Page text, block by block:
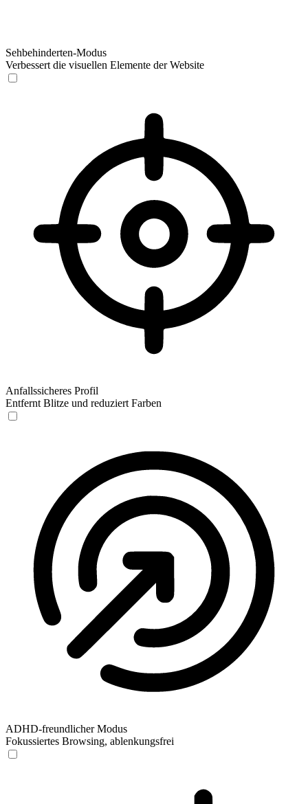
Sehbehinderten-Modus
Verbessert die visuellen Elemente der Website
Anfallssicheres Profil
Entfernt Blitze und reduziert Farben
ADHD-freundlicher Modus
Fokussiertes Browsing, ablenkungsfrei